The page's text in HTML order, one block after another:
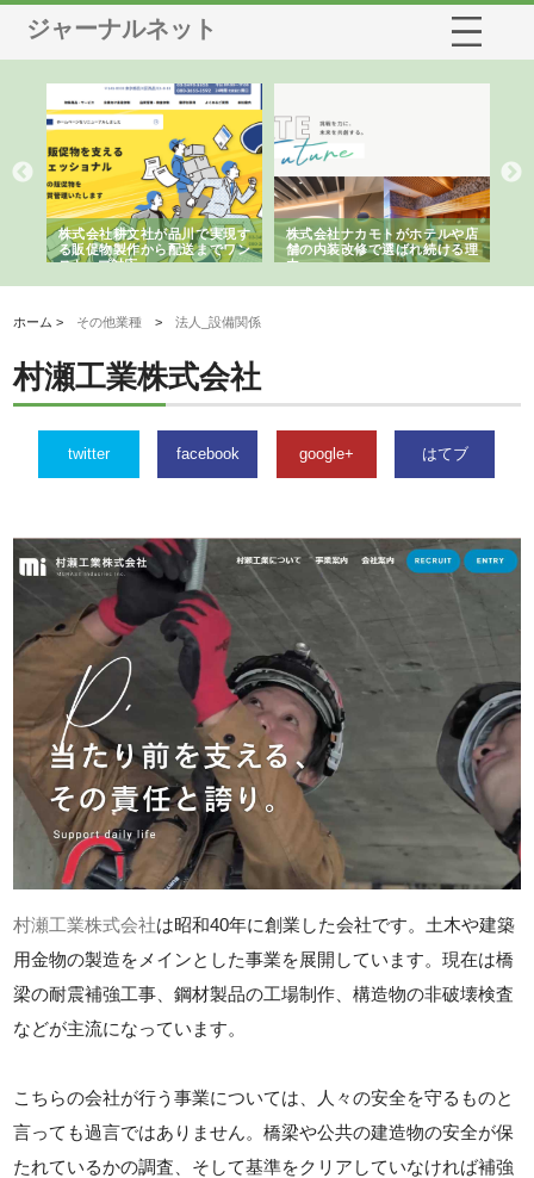
ジャーナルネット
株式会社耕文社が品川で実現す
る販促物製作から配送までワン
ストップ対応
株式会社ナカモトがホテルや店
舗の内装改修で選ばれ続ける理
由
ホーム > その他業種 >法人_設備関係
村瀬工業株式会社
twitter facebook google+ はてブ
村瀬工業株式会社は昭和40年に創業した会社です。土木や建築
用金物の製造をメインとした事業を展開しています。現在は橋
梁の耐震補強工事、鋼材製品の工場制作、構造物の非破壊検査
などが主流になっています。
こちらの会社が行う事業については、人々の安全を守るものと
言っても過言ではありません。橋梁や公共の建造物の安全が保
たれているかの調査、そして基準をクリアしていなければ補強